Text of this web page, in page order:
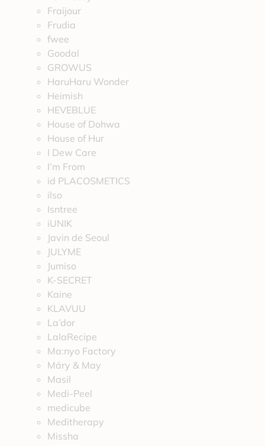
Fraijour
Frudia
fwee
Goodal
GROWUS
HaruHaru Wonder
Heimish
HEVEBLUE
House of Dohwa
House of Hur
I Dew Care
I’m From
id PLACOSMETICS
ilso
Isntree
iUNIK
Javin de Seoul
JULYME
Jumiso
K-SECRET
Kaine
KLAVUU
La’dor
LalaRecipe
Ma:nyo Factory
Máry & May
Masil
Medi-Peel
medicube
Meditherapy
Missha